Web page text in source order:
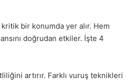
bir konumda yer alır. Hem
doğrudan etkiler. İşte 4
artırır. Farklı vuruş teknikleri